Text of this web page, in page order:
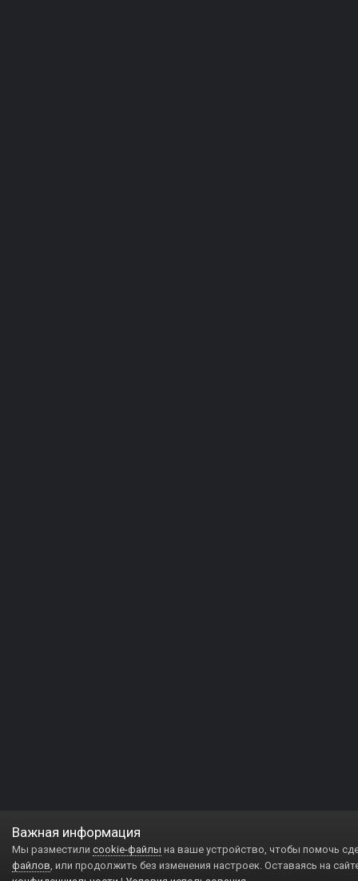
Важная информация
Мы разместили cookie-файлы на ваше устройство, чтобы помочь
файлов, или продолжить без изменения настроек. Оставаясь на